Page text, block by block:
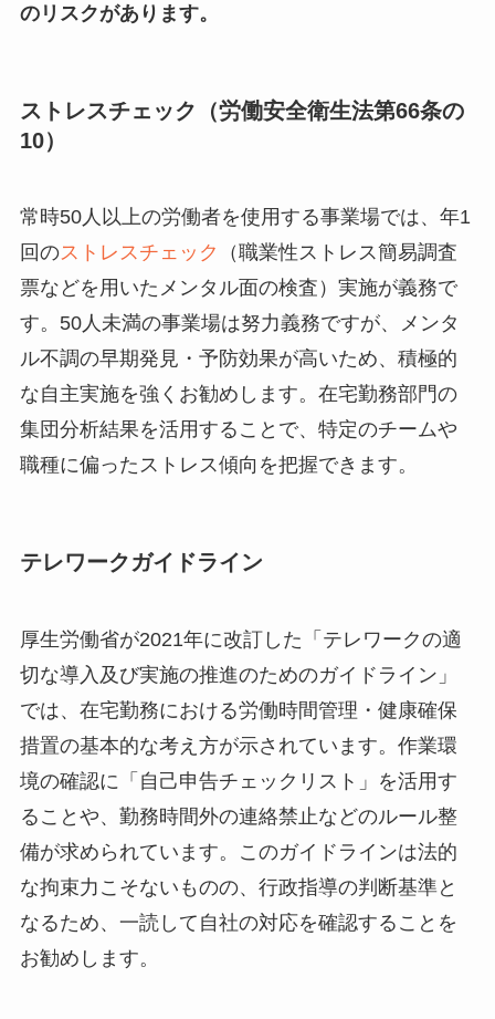
のリスクがあります。
ストレスチェック（労働安全衛生法第66条の
10）
常時50人以上の労働者を使用する事業場では、年1
回のストレスチェック
（職業性ストレス簡易調査
票などを用いたメンタル面の検査）実施が義務で
す。50人未満の事業場は努力義務ですが、メンタ
ル不調の早期発見・予防効果が高いため、積極的
な自主実施を強くお勧めします。在宅勤務部門の
集団分析結果を活用することで、特定のチームや
職種に偏ったストレス傾向を把握できます。
テレワークガイドライン
厚生労働省が2021年に改訂した「テレワークの適
切な導入及び実施の推進のためのガイドライン」
では、在宅勤務における労働時間管理・健康確保
措置の基本的な考え方が示されています。作業環
境の確認に「自己申告チェックリスト」を活用す
ることや、勤務時間外の連絡禁止などのルール整
備が求められています。このガイドラインは法的
な拘束力こそないものの、行政指導の判断基準と
なるため、一読して自社の対応を確認することを
お勧めします。